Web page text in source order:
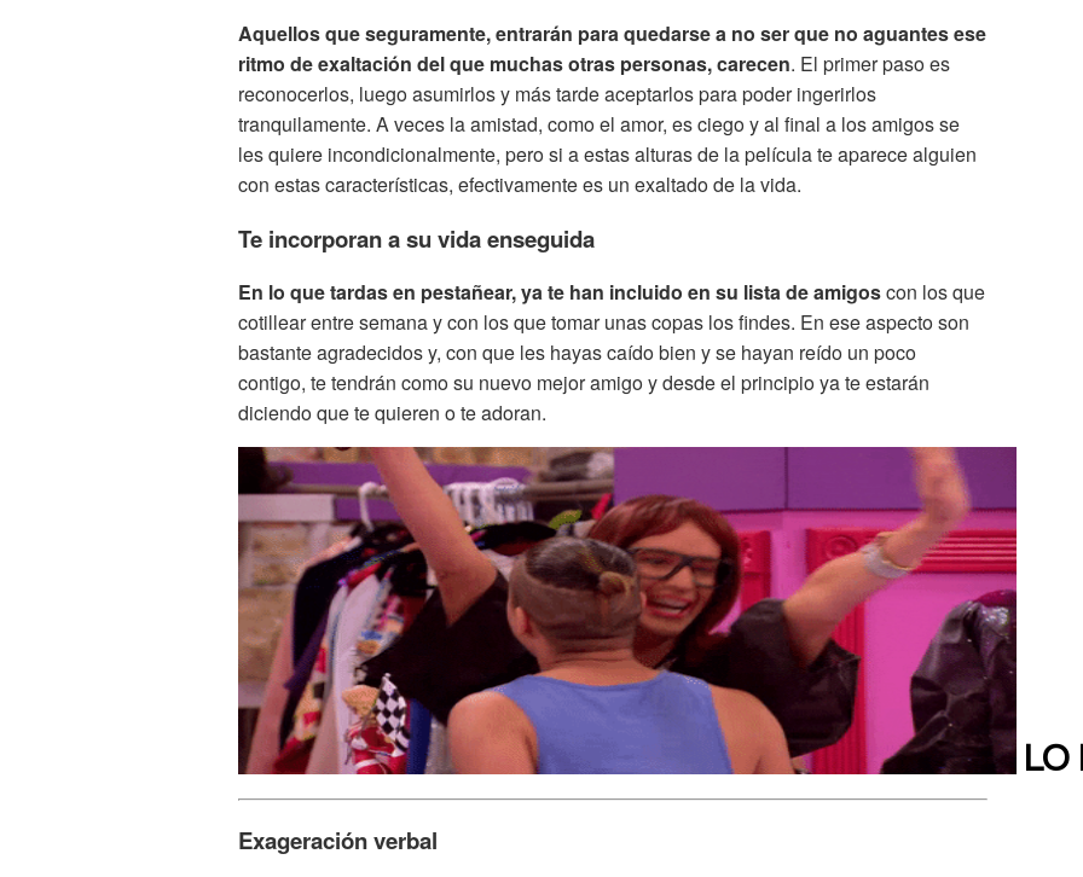
Aquellos que seguramente, entrarán para quedarse a no ser que no aguantes ese
ritmo de exaltación del que muchas otras personas, carecen. El primer paso es
reconocerlos, luego asumirlos y más tarde aceptarlos para poder ingerirlos
tranquilamente. A veces la amistad, como el amor, es ciego y al final a los amigos se
les quiere incondicionalmente, pero si a estas alturas de la película te aparece alguien
con estas características, efectivamente es un exaltado de la vida.
Te incorporan a su vida enseguida
En lo que tardas en pestañear, ya te han incluido en su lista de amigoscon los que
cotillear entre semana y con los que tomar unas copas los findes. En ese aspecto son
bastante agradecidos y, con que les hayas caído bien y se hayan reído un poco
contigo, te tendrán como su nuevo mejor amigo y desde el principio ya te estarán
diciendo que te quieren o te adoran.
Exageración verbal
LO